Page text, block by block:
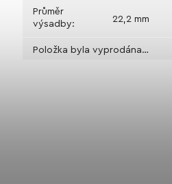
Průměr
výsadby: 22,2 mm
Položka byla vyprodána…